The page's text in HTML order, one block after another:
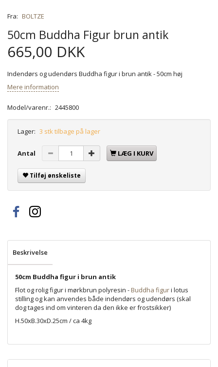
Fra: BOLTZE
50cm Buddha Figur brun antik
665,00 DKK
Indendørs og udendørs Buddha figur i brun antik - 50cm høj
Mere information
Model/varenr.: 2445800
Lager: 3 stk tilbage på lager
Antal LÆG I KURV
Tilføj ønskeliste
Beskrivelse
50cm Buddha figur i brun antik
Flot og rolig figur i mørkbrun polyresin -Buddha figuri lotus
stilling og kan anvendes både indendørs og udendørs (skal
dog tages ind om vinteren da den ikke er frostsikker)
H.50xB.30xD.25cm / ca 4kg